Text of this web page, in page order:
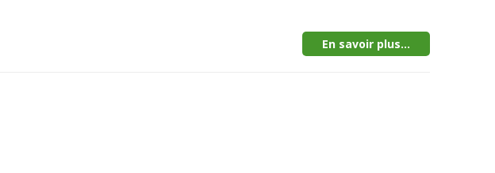
En savoir plus...